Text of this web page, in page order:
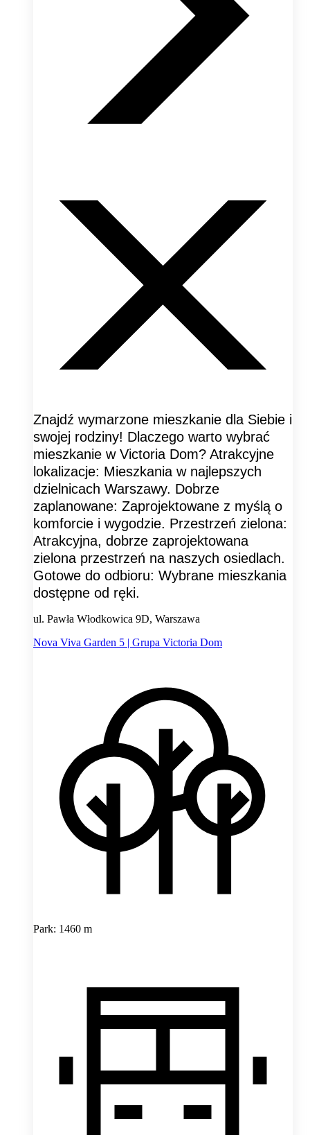
Znajdź wymarzone mieszkanie dla Siebie i
swojej rodziny! Dlaczego warto wybrać
mieszkanie w Victoria Dom? Atrakcyjne
lokalizacje: Mieszkania w najlepszych
dzielnicach Warszawy. Dobrze
zaplanowane: Zaprojektowane z myślą o
komforcie i wygodzie. Przestrzeń zielona:
Atrakcyjna, dobrze zaprojektowana
zielona przestrzeń na naszych osiedlach.
Gotowe do odbioru: Wybrane mieszkania
dostępne od ręki.
ul. Pawła Włodkowica 9D, Warszawa
Nova Viva Garden 5 | Grupa Victoria Dom
Park: 1460 m